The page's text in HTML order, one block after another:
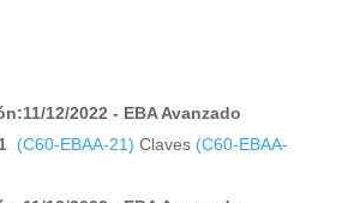
12/2022 - EBA Avanzado
(C60-EBAA-21) Claves (C60-EBAA-